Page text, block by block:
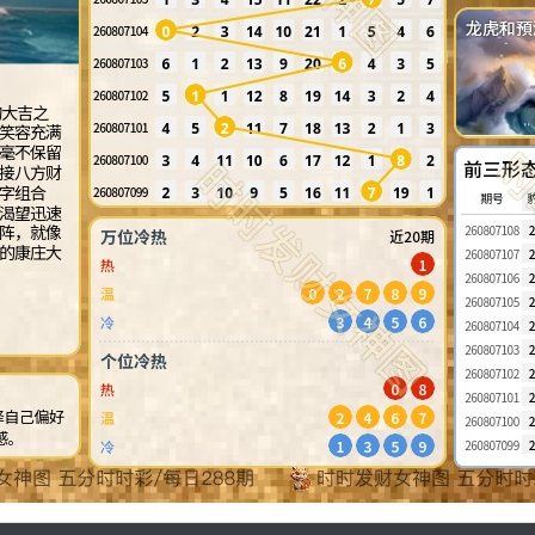
的美女
足间都
与细
家。与
捉到那
同珠玉
方式，
理财风
1-5-9，
万位冷热
近20期
温
冷
个位冷热
热
温
冷
龙虎和
前三形
期号